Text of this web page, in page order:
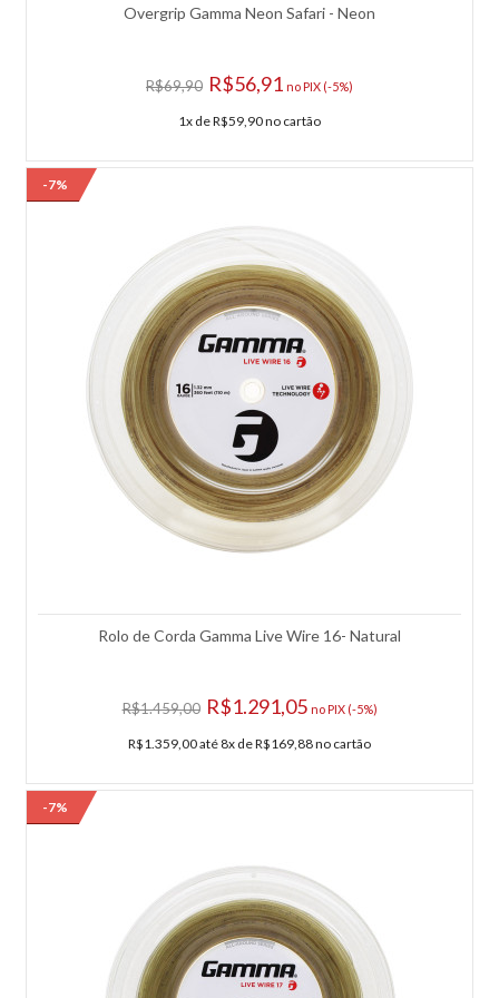
Overgrip Gamma Pro Wrap - Azul Com 30 Unidades
Overgrip Gamma Pro Wrap - Azul com 30 Unidades A superfície
absorvente super macia do Overgrip Gamma Pro Wrap remove a
umidade para proporcionar uma sensação de deslizamento confiante,
sem sacrificar a durabilidade. Pack com 02 rolos de 15 unidades
cada. Características: - Perfil: Tennis; - Cor: Azul; - Garantia do
R$464,55
Overgrip Gamma Neon Safari - Neon
R$69,90 R$56,91 no PIX (-5%)
1x de R$59,90 no cartão
-7%
Rolo de Corda Gamma Live Wire 16- Natural
R$1.459,00 R$1.291,05 no PIX (-5%)
R$1.359,00 até 8x de R$169,88 no cartão
-7%